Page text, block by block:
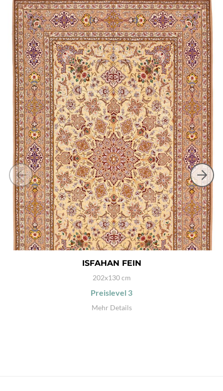
ISFAHAN FEIN
202x130 cm
Preislevel 3
Mehr Details